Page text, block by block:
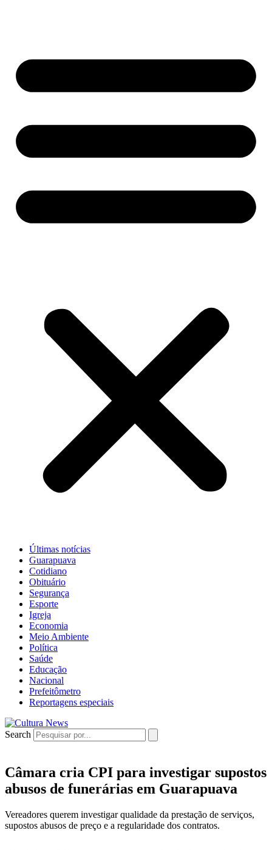
Últimas notícias
Guarapuava
Cotidiano
Obituário
Segurança
Esporte
Igreja
Economia
Meio Ambiente
Política
Saúde
Educação
Nacional
Prefeitômetro
Reportagens especiais
Search
Câmara cria CPI para investigar supostos
abusos de funerárias em Guarapuava
Vereadores querem investigar qualidade da prestação de serviços,
supostos abusos de preço e a regularidade dos contratos.